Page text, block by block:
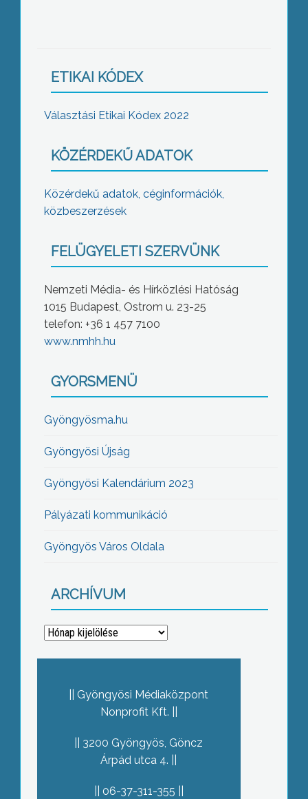
ETIKAI KÓDEX
Választási Etikai Kódex 2022
KÖZÉRDEKŰ ADATOK
Közérdekű adatok, céginformációk,
közbeszerzések
FELÜGYELETI SZERVÜNK
Nemzeti Média- és Hírközlési Hatóság
1015 Budapest, Ostrom u. 23-25
telefon: +36 1 457 7100
www.nmhh.hu
GYORSMENÜ
Gyöngyösma.hu
Gyöngyösi Újság
Gyöngyösi Kalendárium 2023
Pályázati kommunikáció
Gyöngyös Város Oldala
ARCHÍVUM
Archívum
Gyöngyösi Médiaközpont
Nonprofit Kft.
3200 Gyöngyös, Göncz
Árpád utca 4.
06-37-311-355